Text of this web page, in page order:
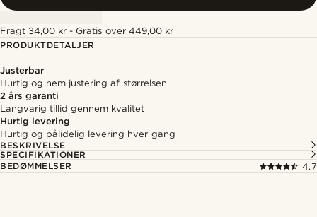
Fragt 34,00 kr - Gratis over 449,00 kr
PRODUKTDETALJER
Justerbar
Hurtig og nem justering af størrelsen
2 års garanti
Langvarig tillid gennem kvalitet
Hurtig levering
Hurtig og pålidelig levering hver gang
BESKRIVELSE
SPECIFIKATIONER
BEDØMMELSER
4.7